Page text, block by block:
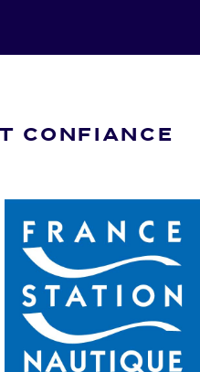
CONFIANCE